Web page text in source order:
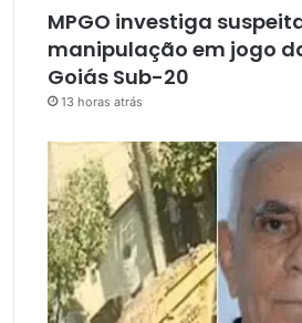
MPGO investiga
manipulação em jogo
Goiás Sub-20
13 horas atrás